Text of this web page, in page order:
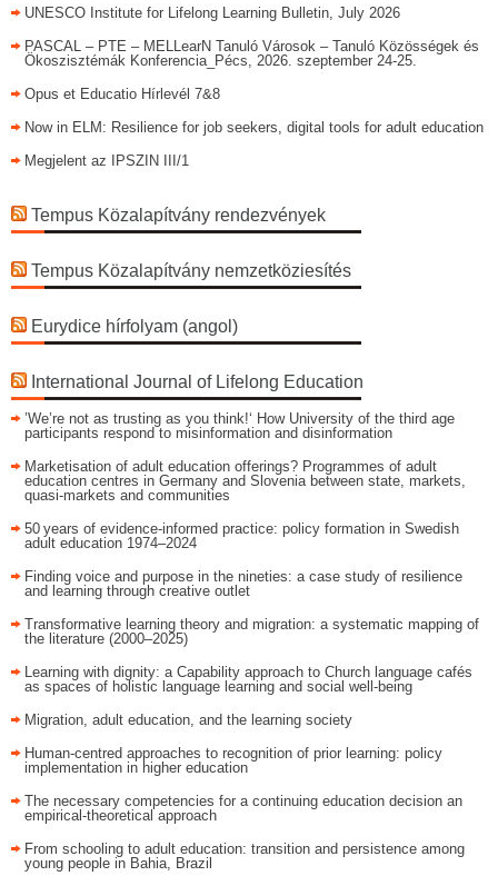
UNESCO Institute for Lifelong Learning Bulletin, July 2026
PASCAL – PTE – MELLearN Tanuló Városok – Tanuló Közösségek és
Ökoszisztémák Konferencia_Pécs, 2026. szeptember 24-25.
Opus et Educatio Hírlevél 7&8
Now in ELM: Resilience for job seekers, digital tools for adult education
Megjelent az IPSZIN III/1
Tempus Közalapítvány rendezvények
Tempus Közalapítvány nemzetköziesítés
Eurydice hírfolyam (angol)
International Journal of Lifelong Education
’We’re not as trusting as you think!‘ How University of the third age
participants respond to misinformation and disinformation
Marketisation of adult education offerings? Programmes of adult
education centres in Germany and Slovenia between state, markets,
quasi-markets and communities
50 years of evidence‑informed practice: policy formation in Swedish
adult education 1974–2024
Finding voice and purpose in the nineties: a case study of resilience
and learning through creative outlet
Transformative learning theory and migration: a systematic mapping of
the literature (2000–2025)
Learning with dignity: a Capability approach to Church language cafés
as spaces of holistic language learning and social well-being
Migration, adult education, and the learning society
Human-centred approaches to recognition of prior learning: policy
implementation in higher education
The necessary competencies for a continuing education decision an
empirical-theoretical approach
From schooling to adult education: transition and persistence among
young people in Bahia, Brazil